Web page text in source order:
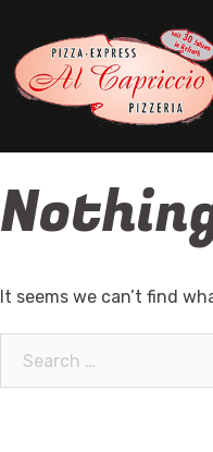
It seems we can’t find